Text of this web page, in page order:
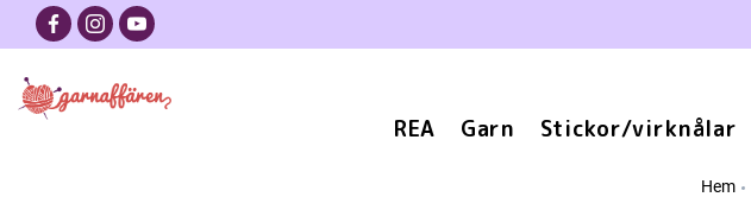
REA Garn Stickor/virknålar
Hem